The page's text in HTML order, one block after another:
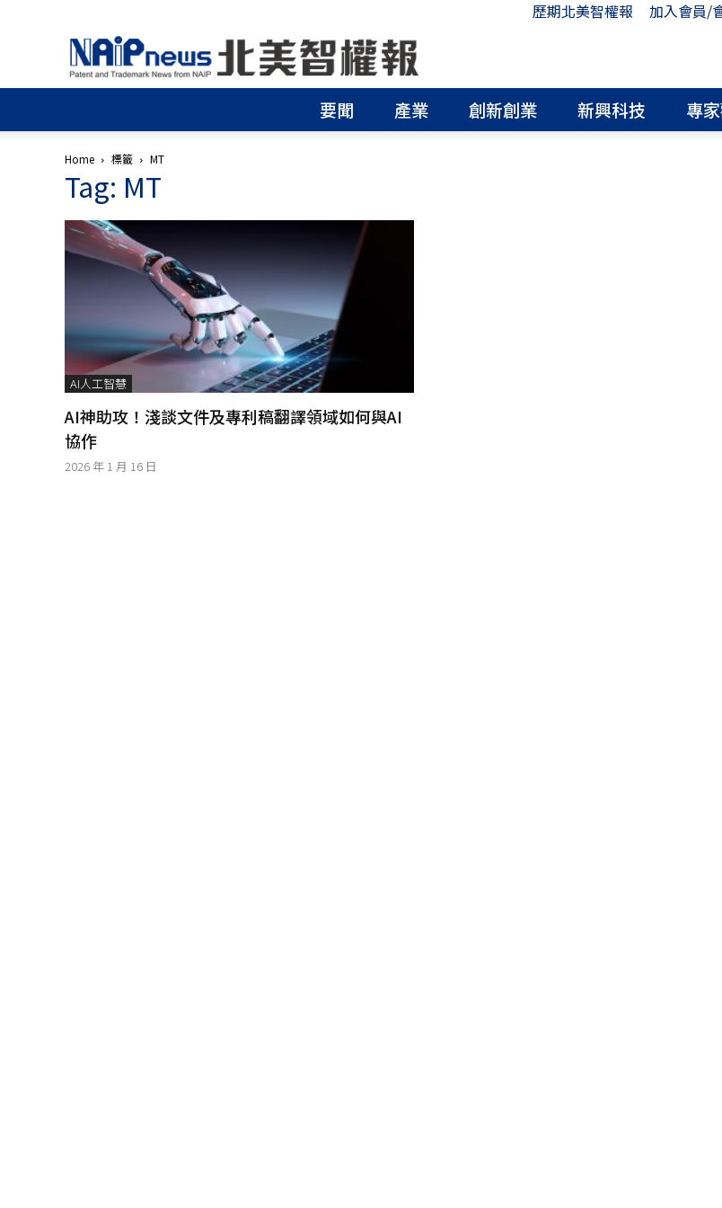
歷期北美智權報 加入會員/
北
美
智
權
│
│
標
申
請
│
侵
權
分
析
│
智
要聞 產業 創新創業 新興科技 專
Home 標籤 MT
Tag: MT
AI人工智慧
AI神助攻！淺談文件及專利稿翻譯領域如何與AI
協作
2026 年 1 月 16 日